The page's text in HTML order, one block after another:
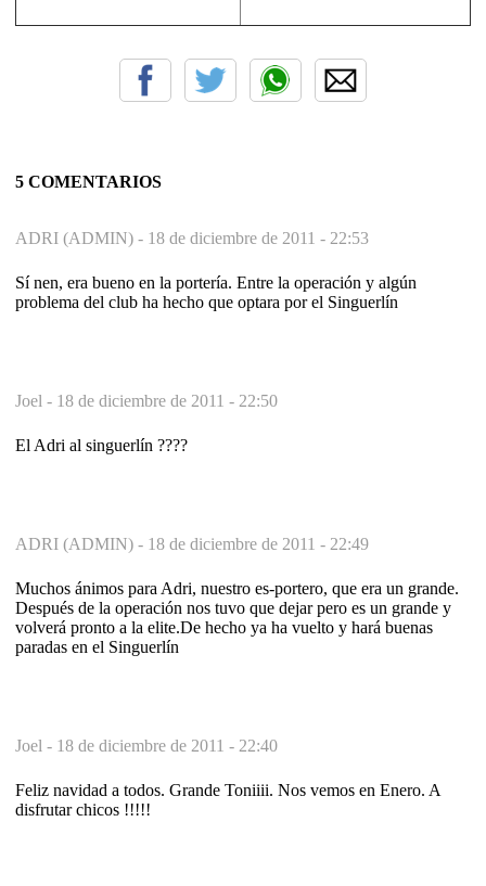
5 COMENTARIOS
ADRI (ADMIN) - 18 de diciembre de 2011 - 22:53
Sí nen, era bueno en la portería. Entre la operación y algún
problema del club ha hecho que optara por el Singuerlín
Joel - 18 de diciembre de 2011 - 22:50
El Adri al singuerlín ????
ADRI (ADMIN) - 18 de diciembre de 2011 - 22:49
Muchos ánimos para Adri, nuestro es-portero, que era un grande.
Después de la operación nos tuvo que dejar pero es un grande y
volverá pronto a la elite.De hecho ya ha vuelto y hará buenas
paradas en el Singuerlín
Joel - 18 de diciembre de 2011 - 22:40
Feliz navidad a todos. Grande Toniiii. Nos vemos en Enero. A
disfrutar chicos !!!!!